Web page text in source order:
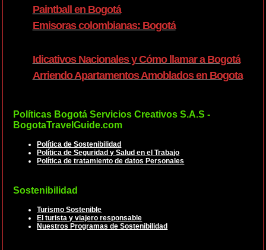
Paintball en Bogotá
Emisoras colombianas: Bogotá
Idicativos Nacionales y Cómo llamar a Bogotá
Arriendo Apartamentos Amoblados en Bogota
Políticas Bogotá Servicios Creativos S.A.S -
BogotaTravelGuide.com
Política de Sostenibilidad
Política de Seguridad y Salud en el Trabajo
Política de tratamiento de datos Personales
Sostenibilidad
Turismo Sostenible
El turista y viajero responsable
Nuestros Programas de Sostenibilidad